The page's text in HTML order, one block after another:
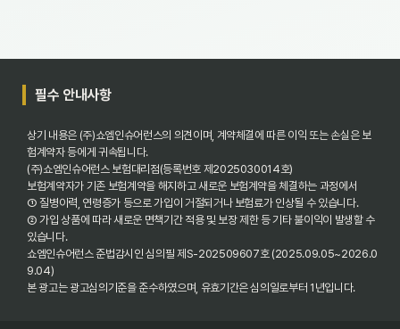
필수 안내사항
상기 내용은 (주)쇼엠인슈어런스의 의견이며, 계약체결에 따른 이익 또는 손실은 보
험계약자 등에게 귀속됩니다.
(주)쇼엠인슈어런스 보험대리점(등록번호 제2025030014호)
보험계약자가 기존 보험계약을 해지하고 새로운 보험계약을 체결하는 과정에서
① 질병이력, 연령증가 등으로 가입이 거절되거나 보험료가 인상될 수 있습니다.
② 가입 상품에 따라 새로운 면책기간 적용 및 보장 제한 등 기타 불이익이 발생할 수
있습니다.
쇼엠인슈어런스 준법감시인 심의필 제S-202509607호 (2025.09.05~2026.0
9.04)
본 광고는 광고심의기준을 준수하였으며, 유효기간은 심의일로부터 1년입니다.